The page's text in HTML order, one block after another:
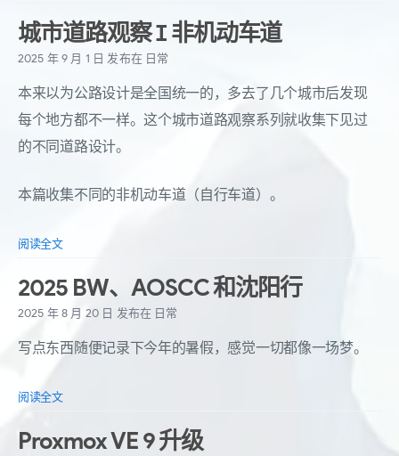
城市道路观察 Ⅰ 非机动车道
2025 年 9 月 1 日 发布在 日常
本来以为公路设计是全国统一的，多去了几个城市后发现
每个地方都不一样。这个城市道路观察系列就收集下见过
的不同道路设计。
本篇收集不同的非机动车道（自行车道）。
阅读全文
2025 BW、AOSCC 和沈阳行
2025 年 8 月 20 日 发布在 日常
写点东西随便记录下今年的暑假，感觉一切都像一场梦。
阅读全文
Proxmox VE 9 升级